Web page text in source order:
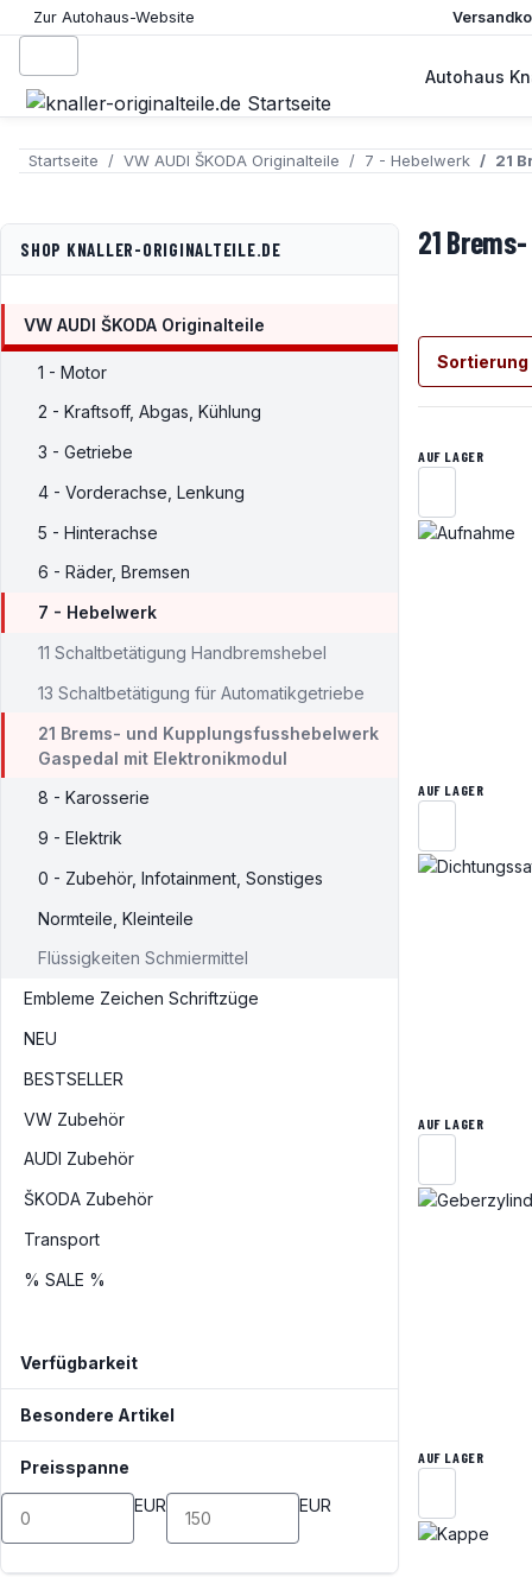
Zur Autohaus-Website
Autohaus
Startseite VW AUDI ŠKODA Originalteile 7 - Hebelwerk 21
21
Sortierung
AUF LAGER
AUF LAGER
AUF LAGER
AUF LAGER
SHOP KNALLER-ORIGINALTEILE.DE
VW AUDI ŠKODA Originalteile
1 - Motor
2 - Kraftsoff, Abgas, Kühlung
3 - Getriebe
4 - Vorderachse, Lenkung
5 - Hinterachse
6 - Räder, Bremsen
7 - Hebelwerk
11 Schaltbetätigung Handbremshebel
13 Schaltbetätigung für Automatikgetriebe
21 Brems- und Kupplungsfusshebelwerk
Gaspedal mit Elektronikmodul
8 - Karosserie
9 - Elektrik
0 - Zubehör, Infotainment, Sonstiges
Normteile, Kleinteile
Flüssigkeiten Schmiermittel
Embleme Zeichen Schriftzüge
NEU
BESTSELLER
VW Zubehör
AUDI Zubehör
ŠKODA Zubehör
Transport
% SALE %
Verfügbarkeit
Besondere Artikel
Preisspanne
EUR
EUR